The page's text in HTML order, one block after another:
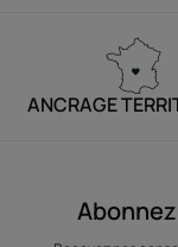
ANCRAGE